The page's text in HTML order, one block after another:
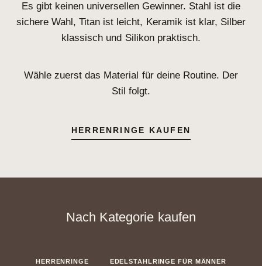
Es gibt keinen universellen Gewinner. Stahl ist die
sichere Wahl, Titan ist leicht, Keramik ist klar, Silber
klassisch und Silikon praktisch.
Wähle zuerst das Material für deine Routine. Der
Stil folgt.
HERRENRINGE KAUFEN
Nach Kategorie kaufen
HERRENRINGE EDELSTAHLRINGE FÜR MÄNNER